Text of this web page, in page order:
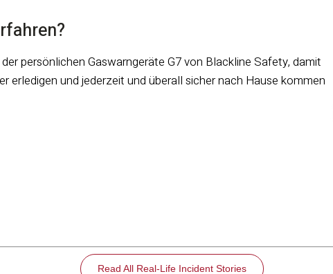
persönlichen Gaswarngeräte G7 von Blackline Safety, damit
erledigen und jederzeit und überall sicher nach Hause kommen
Read All Real-Life Incident Stories